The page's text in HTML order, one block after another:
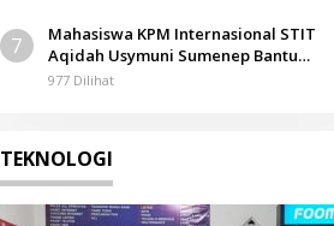
7
Mahasiswa KPM Internasional STIT
Aqidah Usymuni Sumenep Bantu
Pengurusan Jenazah WNI di Malaysia
977 Dilihat
TEKNOLOGI